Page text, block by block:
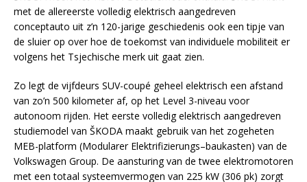
met de allereerste volledig elektrisch aangedreven
conceptauto uit z’n 120-jarige geschiedenis ook een tipje van
de sluier op over hoe de toekomst van individuele mobiliteit er
volgens het Tsjechische merk uit gaat zien.
Zo legt de vijfdeurs SUV-coupé geheel elektrisch een afstand
van zo’n 500 kilometer af, op het Level 3-niveau voor
autonoom rijden. Het eerste volledig elektrisch aangedreven
studiemodel van ŠKODA maakt gebruik van het zogeheten
MEB-platform (Modularer Elektrifizierungs–baukasten) van de
Volkswagen Group. De aansturing van de twee elektromotoren
met een totaal systeemvermogen van 225 kW (306 pk) zorgt